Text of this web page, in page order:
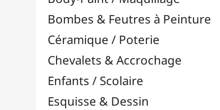
Feutres & Stylos
Librairie / Livres
Loisirs Créatifs
Médiums, Vernis & Colles
Modelage / Sculpture
Peintures / Couleurs
Résines / Moulage